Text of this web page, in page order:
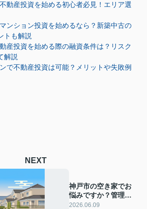
動産投資を始める初心者必見！エリア選
ンション投資を始めるなら？新築中古の
トも解説
産投資を始める際の融資条件は？リスク
解説
で不動産投資は可能？メリットや失敗例
NEXT
神戸市の空き家でお
悩みですか？管理代
行サービスで安全に
2026.06.09